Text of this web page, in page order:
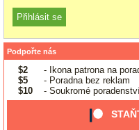
Podpořte nás
$2
- Ikona patrona na
$5
- Poradna bez reklam
$10
- Soukromé